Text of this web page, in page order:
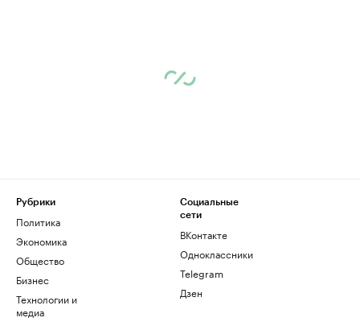
Рубрики
Политика
Экономика
Общество
Бизнес
Технологии и
медиа
Социальные
сети
ВКонтакте
Одноклассники
Telegram
Дзен